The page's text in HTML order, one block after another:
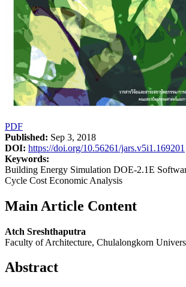
PDF
Published: Sep 3, 2018
DOI: https://doi.org/10.56261/jars.v5i1.169201
Keywords:
Building Energy Simulation DOE-2.1E
Cycle Cost Economic Analysis
Main Article Content
Atch Sreshthaputra
Faculty of Architecture, Chulalongkorn
Abstract